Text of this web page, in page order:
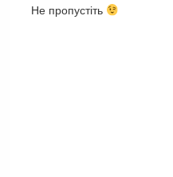
Не пропустіть